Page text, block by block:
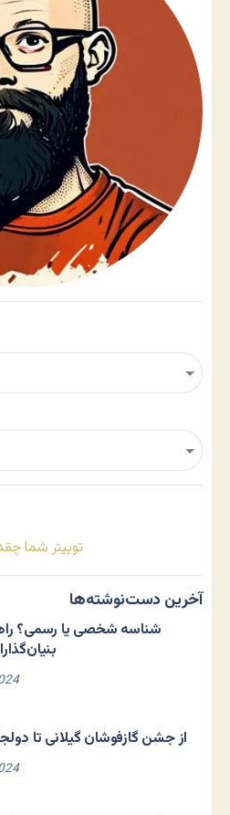
توییتر شما
آخرین دست‌نوشته‌ها
شناسه شخصی یا رسمی؟
از جشن گازفوشان گیلانی تا